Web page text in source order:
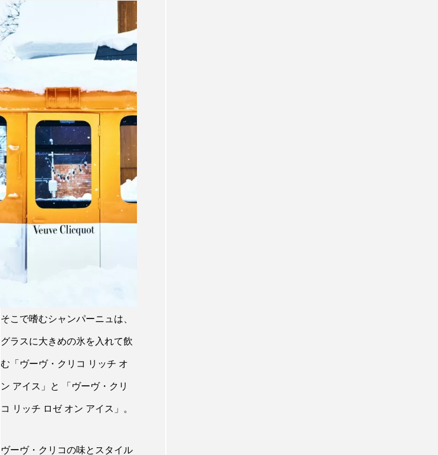
そこで嗜むシャンパーニュは、
グラスに大きめの氷を入れて飲
む「ヴーヴ・クリコ リッチ オ
ン アイス」と 「ヴーヴ・クリ
コ リッチ ロゼ オン アイス」。
ヴーヴ・クリコの味とスタイル